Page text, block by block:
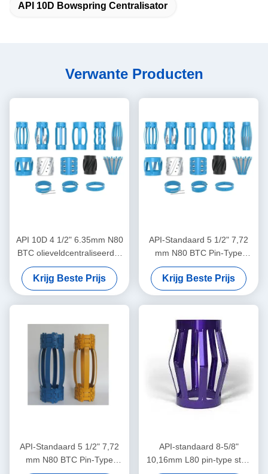
API 10D Bowspring Centralisator
Verwante Producten
API 10D 4 1/2" 6.35mm N80
BTC olieveldcentraliseerder
in olie- en gasbedrijven
Krijg Beste Prijs
API-Standaard 5 1/2" 7,72
mm N80 BTC Pin-Type
Centralizer voor het
Beperken van de
Verplaatsing van Casing
Centralizers in Olie & Gas
Operaties
Krijg Beste Prijs
API-Standaard 5 1/2" 7,72
mm N80 BTC Pin-Type
API-standaard 8-5/8"
10,16mm L80 pin-type stop